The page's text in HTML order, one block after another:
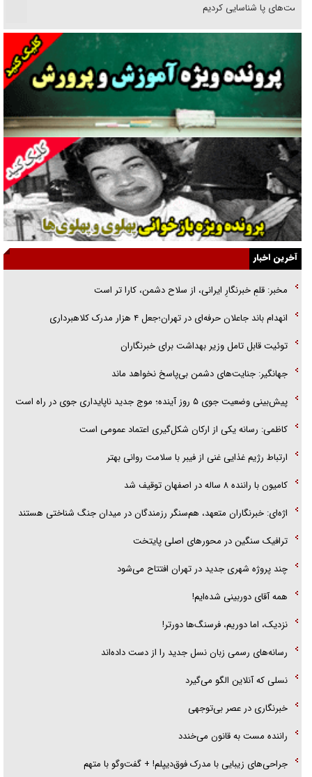
انگشت‌های پا شناسایی کردیم
نسلی که آنلاین الگو می‌گیرد
گفت‌وگو با آیت‌الله جاودان/ جفای مخالفان مکانت معنوی رهبر شهید را
ارتقا می‌داد
راننده مست به قانون می‌خندد
همه آقای دوربینی شده‌ایم!
قصه ناتمام سرویس مدارس
آیا مقاومت فلسطین خلع‌سلاح می‌شود؟
الگوی وحدت‌آفرین در ادراک سیاست خارجی
گفتگوی دکتر اخوان مدیرمسئول روزنامه جوان با برنامه تلویزیونی «نبرد
هرمز»
امام حسین (ع) کشته سیرت‌های عصر جاهلی شد
فریاد‌ها و ناله‌های دوستان مبارزدلم را آتش می‌زد
آخرین اخبار
مخبر: قلمِ خبرنگارِ ایرانی، از سلاح دشمن، کارا تر است
انهدام باند جاعلان حرفه‌ای در تهران؛جعل ۴ هزار مدرک کلاهبرداری
توئیت قابل تامل وزیر بهداشت برای خبرنگاران
جهانگیر: جنایت‌های دشمن بی‌پاسخ نخواهد ماند
پیش‌بینی وضعیت جوی ۵ روز آینده؛ موج جدید ناپایداری جوی در راه است
کاظمی: رسانه یکی از ارکان شکل‌گیری اعتماد عمومی است
ارتباط رژیم غذایی غنی از فیبر با سلامت روانی بهتر
کامیون با راننده ۸ ساله در اصفهان توقیف شد
اژه‌ای: خبرنگاران متعهد، هم‌سنگر رزمندگان در میدان جنگ شناختی هستند
ترافیک سنگین در محورهای اصلی پایتخت
چند پروژه شهری جدید در تهران افتتاح می‌شود
همه آقای دوربینی شده‌ایم!
نزدیک، اما دوریم، فرسنگ‌ها دورتر!
رسانه‌های رسمی زبان نسل جدید را از دست داده‌اند
نسلی که آنلاین الگو می‌گیرد
‌خبرنگاری در عصر بی‌توجهی
راننده مست به قانون می‌خندد
جراحی‌های زیبایی با مدرک فوق‌دیپلم! + گفت‌وگو با متهم